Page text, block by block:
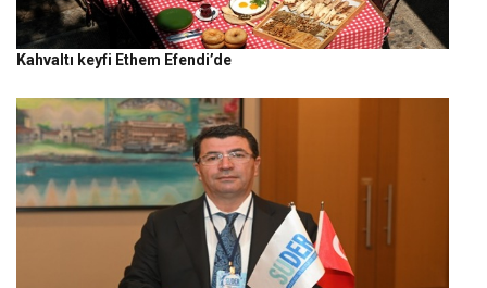
Kahvaltı keyfi Ethem Efendi’de